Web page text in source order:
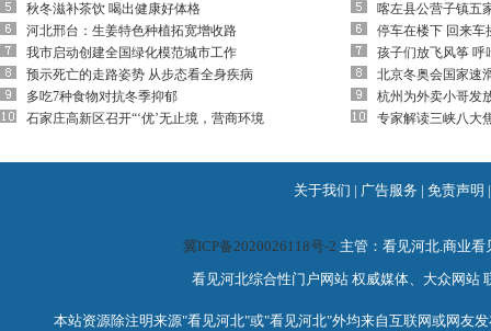
秋冬滋补茶饮 喝出健康好体格
河北邢台：生姜特色种植拓宽增收路
我市启动创建全国绿化模范城市工作
预示死亡的走路姿势 从步态看全身疾病
多吃7种食物对抗冬季抑郁
石家庄高新区召开“‘优’无止境，营商环境
喀左县公营子镇五
停车在楼下 回来车
孩子们放飞风筝 呼
北京冬奥会国家速
杭州为外卖小哥发
专家解读三峡八大
关于我们 | 广告服务 | 免责声明
冀ICP备2020026118号-2 主管：看见河北.商业
看见河北综合性门户网站 权威媒体、大众网站
本站资源除注明来源"看见河北"或"看见河北"外均来自互联网或网友